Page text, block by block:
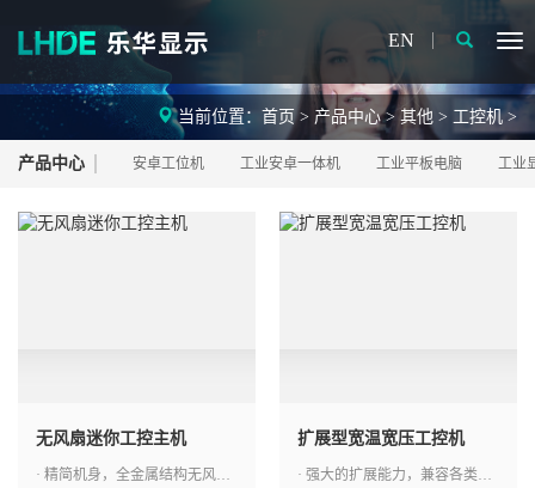
EN
当前位置： 首页> 产品中心> 其他 > 工控机>
产品中心 安卓工位机 工业安卓一体机 工业平板电脑 工业
无风扇迷你工控主机
· 精简机身，全金属结构无风扇设计
扩展型宽温宽压工控机
· 强大的扩展能力，兼容各类扩展卡